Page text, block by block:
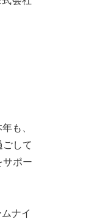
も、
して
サポー
ナイ